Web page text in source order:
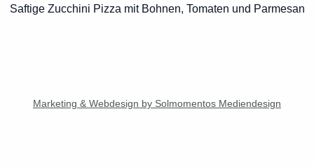
Saftige Zucchini Pizza mit Bohnen, Tomaten und Parmesan
Marketing & Webdesign by Solmomentos Mediendesign